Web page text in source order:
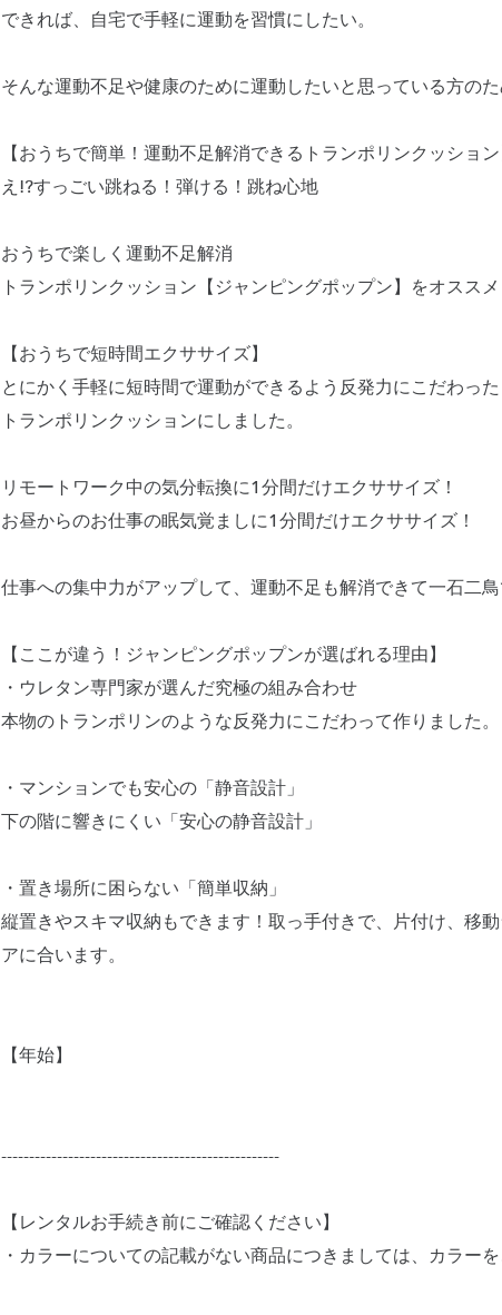
できれば、自宅で手軽に運動を習慣にしたい。
そんな運動不足や健康のために運動したいと思っている方のた
【おうちで簡単！運動不足解消できるトランポリンクッション
え!?すっごい跳ねる！弾ける！跳ね心地
おうちで楽しく運動不足解消
トランポリンクッション【ジャンピングポップン】をオススメ
【おうちで短時間エクササイズ】
とにかく手軽に短時間で運動ができるよう反発力にこだわった
トランポリンクッションにしました。
リモートワーク中の気分転換に1分間だけエクササイズ！
お昼からのお仕事の眠気覚ましに1分間だけエクササイズ！
仕事への集中力がアップして、運動不足も解消できて一石二鳥
【ここが違う！ジャンピングポップンが選ばれる理由】
・ウレタン専門家が選んだ究極の組み合わせ
本物のトランポリンのような反発力にこだわって作りました。
・マンションでも安心の「静音設計」
下の階に響きにくい「安心の静音設計」
・置き場所に困らない「簡単収納」
縦置きやスキマ収納もできます！取っ手付きで、片付け、移
アに合います。
【年始】
--------------------------------------------------
【レンタルお手続き前にご確認ください】
・カラーについての記載がない商品につきましては、カラーを